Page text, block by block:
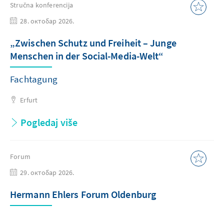
Stručna konferencija
28. октобар 2026.
„Zwischen Schutz und Freiheit – Junge
Menschen in der Social-Media-Welt“
Fachtagung
Erfurt
Pogledaj više
Forum
29. октобар 2026.
Hermann Ehlers Forum Oldenburg